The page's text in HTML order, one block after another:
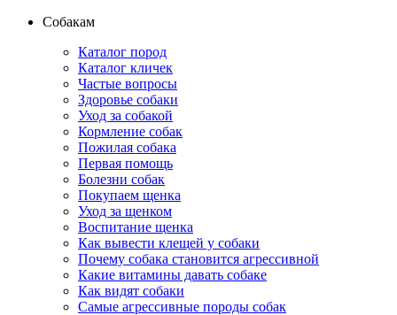
Собакам
Каталог пород
Каталог кличек
Частые вопросы
Здоровье собаки
Уход за собакой
Кормление собак
Пожилая собака
Первая помощь
Болезни собак
Покупаем щенка
Уход за щенком
Воспитание щенка
Как вывести клещей у собаки
Почему собака становится агрессивной
Какие витамины давать собаке
Как видят собаки
Самые агрессивные породы собак